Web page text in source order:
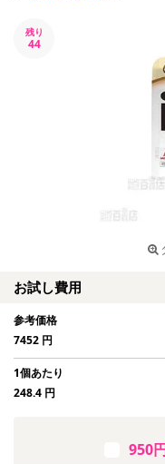
残り
44
お試し費用
参考価格
7452 円
1個あたり
248.4 円
950